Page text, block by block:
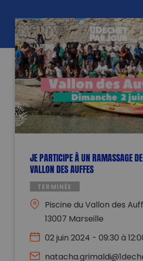
JE PARTICIPE À UN RAMASSAGE
VALLON DES AUFFES
TERMINÉE
Piscine du Vallon des
13007 Marseille
02 juin 2024 - 09:30 à